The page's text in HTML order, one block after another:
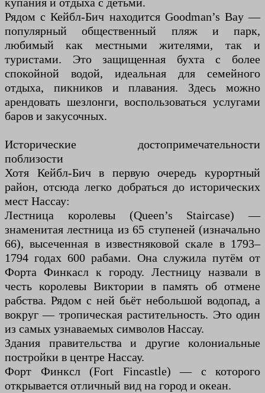
Рядом с Кейбл-Бич находится Goodman’s Bay —
популярный общественный пляж и парк,
любимый как местными жителями, так и
туристами. Это защищенная бухта с более
спокойной водой, идеальная для семейного
отдыха, пикников и плавания. Здесь можно
арендовать шезлонги, воспользоваться услугами
баров и закусочных.
Исторические достопримечательности
поблизости
Хотя Кейбл-Бич в первую очередь курортный
район, отсюда легко добраться до исторических
мест Нассау:
Лестница королевы (Queen’s Staircase) —
знаменитая лестница из 65 ступеней (изначально
66), высеченная в известняковой скале в 1793–
1794 годах 600 рабами. Она служила путём от
Форта Финкасл к городу. Лестницу назвали в
честь королевы Виктории в память об отмене
рабства. Рядом с ней бьёт небольшой водопад, а
вокруг — тропическая растительность. Это один
из самых узнаваемых символов Нассау.
Здания правительства и другие колониальные
постройки в центре Нассау.
Форт Финксл (Fort Fincastle) — с которого
открывается отличный вид на город и океан.